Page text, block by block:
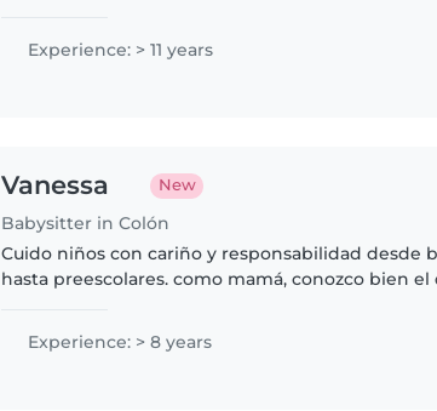
Persona confiable y me gustaria..
Experience: > 11 years
Vanessa New
Babysitter in Colón
Cuido niños con cariño y responsabilidad desde
hasta preescolares. como mamá, conozco bien el
manualidades, la música..
Experience: > 8 years